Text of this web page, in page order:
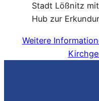
Stadt Lößnitz
Hub zur
Weitere